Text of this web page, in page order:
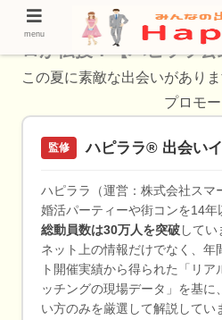
五反野で40代男女が使
ロが伝授！【ハピララ公
この夏に素敵な出会いがあり
プロモ
監修 ハピララ® 出会い
ハピララ（運営：株式会社スマ
婚活パーティーや街コンを14
総動員数は30万人を突破 してい
ネット上の情報だけでなく、年
ト開催実績から得られた「リ
ッチングの現場データ」を基に
い方のみを厳選して解説してい
menu